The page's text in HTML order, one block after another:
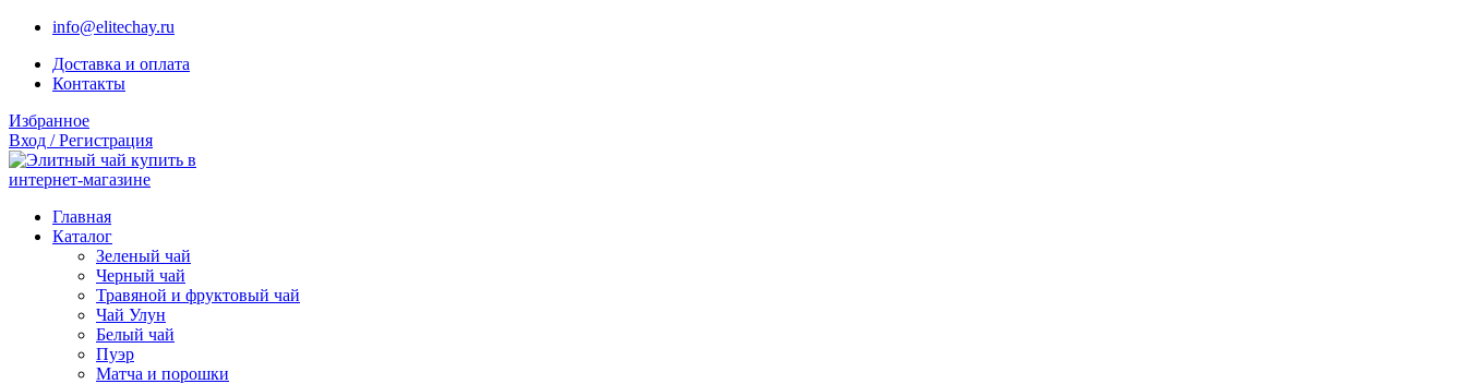
info@elitechay.ru
Доставка и оплата
Контакты
Избранное
Вход / Регистрация
Главная
Каталог
Зеленый чай
Черный чай
Травяной и фруктовый чай
Чай Улун
Белый чай
Пуэр
Матча и порошки